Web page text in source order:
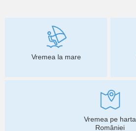
Vremea la mare
Vremea pe harta
României